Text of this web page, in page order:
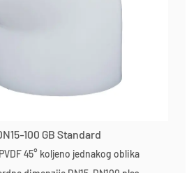
100 GB Standard
45° koljeno jednakog oblika